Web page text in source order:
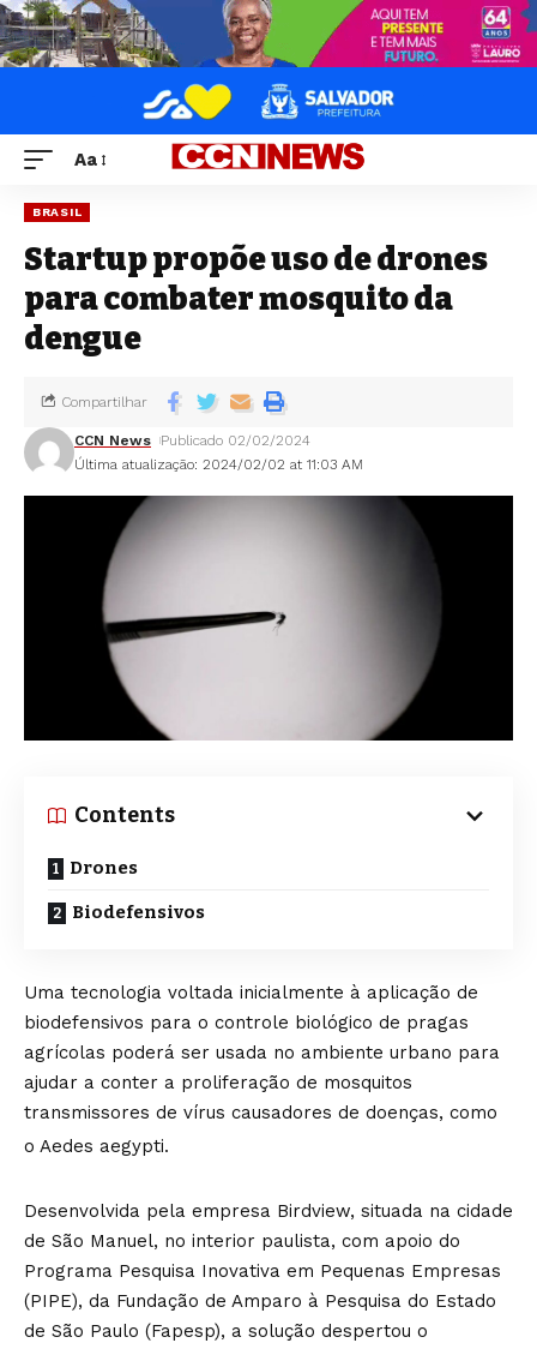
Aa
BRASIL
Startup propõe uso de drones
para combater mosquito da
dengue
Última atualização: 2024/02/02 at 11:03 AM
CCN News Publicado 02/02/2024
Compartilhar
Contents
Drones
Biodefensivos
Uma tecnologia voltada inicialmente à aplicação de
biodefensivos para o controle biológico de pragas
agrícolas poderá ser usada no ambiente urbano para
ajudar a conter a proliferação de mosquitos
transmissores de vírus causadores de doenças, como
o Aedes aegypti.
Desenvolvida pela empresa Birdview, situada na cidade
de São Manuel, no interior paulista, com apoio do
Programa Pesquisa Inovativa em Pequenas Empresas
(PIPE), da Fundação de Amparo à Pesquisa do Estado
de São Paulo (Fapesp), a solução despertou o